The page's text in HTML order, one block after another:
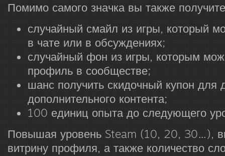
Помимо самого значка вы также
случайный смайл из игры, который
в чате или в обсуждениях;
случайный фон из игры, которым
профиль в сообществе;
шанс получить скидочный купон для
дополнительного контента;
100 единиц опыта до следующего
Повышая уровень Steam (10, 20, 30…),
витрину профиля, а также количество